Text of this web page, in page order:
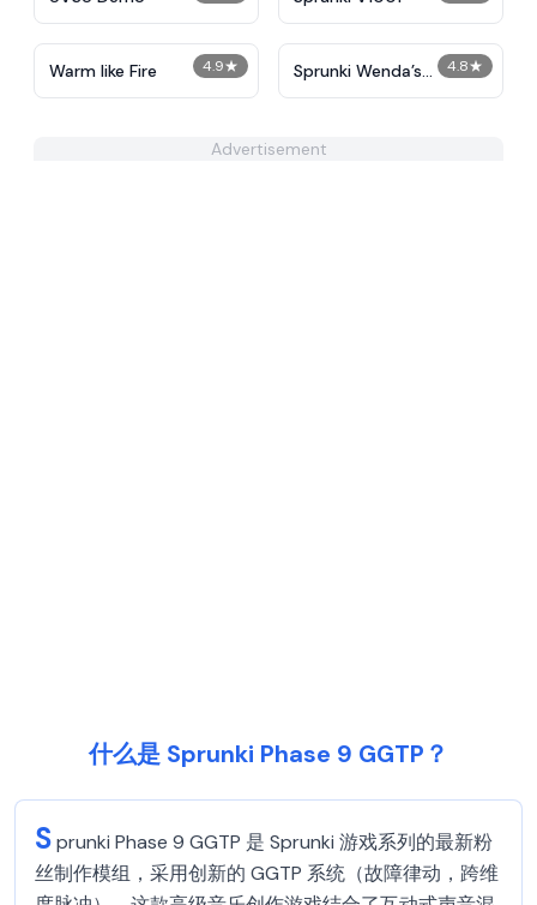
4.9★
Warm like Fire 4.8★
Sprunki Wenda’s
Dimension
Advertisement
什么是 Sprunki Phase 9 GGTP？
Sprunki Phase 9 GGTP 是 Sprunki 游戏系列的最新粉
丝制作模组，采用创新的 GGTP 系统（故障律动，跨维